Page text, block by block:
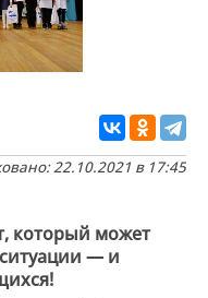
22.10.2021 в 17:45
который может
— и